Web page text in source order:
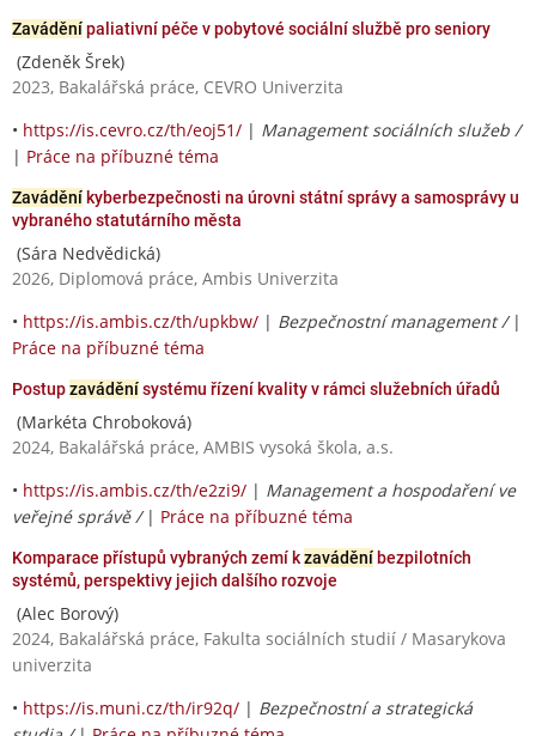
Zaváděnípaliativní péče v pobytové sociální službě pro seniory
(Zdeněk Šrek)
2023, Bakalářská práce, CEVRO Univerzita
• https://is.cevro.cz/th/eoj51/ | Management sociálních služeb /
| Práce na příbuzné téma
Zavádění kyberbezpečnosti na úrovni státní správy a samosprávy u
vybraného statutárního města
(Sára Nedvědická)
2026, Diplomová práce, Ambis Univerzita
• https://is.ambis.cz/th/upkbw/ | Bezpečnostní management / |
Práce na příbuzné téma
Postupzaváděnísystému řízení kvality v rámci služebních úřadů
(Markéta Chroboková)
2024, Bakalářská práce, AMBIS vysoká škola, a.s.
• https://is.ambis.cz/th/e2zi9/ | Management a hospodaření ve
veřejné správě / | Práce na příbuzné téma
Komparace přístupů vybraných zemí kzavádění bezpilotních
systémů, perspektivy jejich dalšího rozvoje
(Alec Borový)
2024, Bakalářská práce, Fakulta sociálních studií / Masarykova
univerzita
• https://is.muni.cz/th/ir92q/ | Bezpečnostní a strategická